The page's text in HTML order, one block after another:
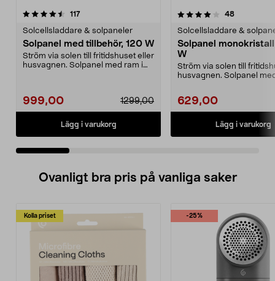
117recensioner
Solcellsladdare & solpaneler
Solpanel med tillbehör, 120 W
Ström via solen till fritidshuset eller
husvagnen. Solpanel med ram i
999,00 1299,00
Lägg i varukorg
4.0 av 5 stjärnor 48recensioner
Solcellsladdare &
Solpanel
W
Ström via solen till
husvagnen. Solpanel
629,00
Lägg i varukorg
4.5 av 5 stjärnor
Ovanligt bra pris på vanliga saker
Kolla priset -25%